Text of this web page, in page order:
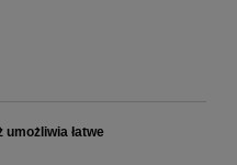
umożliwia łatwe